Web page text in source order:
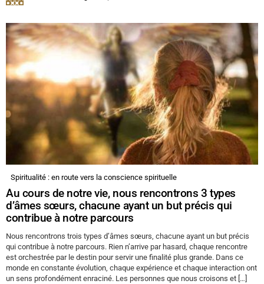
Spiritualité : en route vers la conscience spirituelle
Au cours de notre vie, nous rencontrons 3 types
d’âmes sœurs, chacune ayant un but précis qui
contribue à notre parcours
Nous rencontrons trois types d’âmes sœurs, chacune ayant un but précis
qui contribue à notre parcours. Rien n’arrive par hasard, chaque rencontre
est orchestrée par le destin pour servir une finalité plus grande. Dans ce
monde en constante évolution, chaque expérience et chaque interaction ont
un sens profondément enraciné. Les personnes que nous croisons et […]